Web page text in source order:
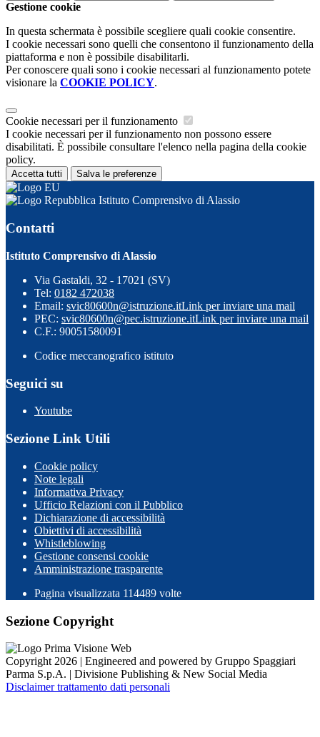
Gestione cookie
In questa schermata è possibile scegliere quali cookie consentire.
I cookie necessari sono quelli che consentono il funzionamento della
piattaforma e non è possibile disabilitarli.
Per conoscere quali sono i cookie necessari al funzionamento potete
visionare la COOKIE POLICY.
Cookie necessari per il funzionamento
I cookie necessari per il funzionamento non possono essere
disabilitati. È possibile consultare l'elenco nella pagina della cookie
policy.
Accetta tutti Salva le preferenze
Istituto Comprensivo di Alassio
Contatti
Istituto Comprensivo di Alassio
Via Gastaldi, 32 - 17021 (SV)
Tel: 0182 472038
Email: svic80600n@istruzione.itLink per inviare una mail
PEC: svic80600n@pec.istruzione.itLink per inviare una mail
C.F.: 90051580091
Codice meccanografico istituto
Seguici su
Youtube
Sezione Link Utili
Cookie policy
Note legali
Informativa Privacy
Ufficio Relazioni con il Pubblico
Dichiarazione di accessibilità
Obiettivi di accessibilità
Whistleblowing
Gestione consensi cookie
Amministrazione trasparente
Pagina visualizzata 114489 volte
Sezione Copyright
Copyright 2026 | Engineered and powered by Gruppo Spaggiari
Parma S.p.A. | Divisione Publishing & New Social Media
Disclaimer trattamento dati personali